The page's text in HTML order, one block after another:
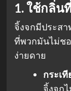
1. ใช้กลิ่น
จิ้งจกมีประส
ที่พวกมันไม่ช
ง่ายดาย
กระเ
จิ้งจก